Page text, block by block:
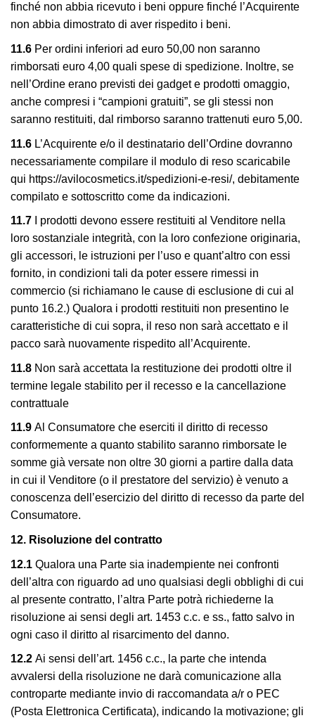
finché non abbia ricevuto i beni oppure finché l’Acquirente
non abbia dimostrato di aver rispedito i beni.
11.6 Per ordini inferiori ad euro 50,00 non saranno
rimborsati euro 4,00 quali spese di spedizione. Inoltre, se
nell’Ordine erano previsti dei gadget e prodotti omaggio,
anche compresi i “campioni gratuiti”, se gli stessi non
saranno restituiti, dal rimborso saranno trattenuti euro 5,00.
11.6 L’Acquirente e/o il destinatario dell’Ordine dovranno
necessariamente compilare il modulo di reso scaricabile
qui https://avilocosmetics.it/spedizioni-e-resi/, debitamente
compilato e sottoscritto come da indicazioni.
11.7 I prodotti devono essere restituiti al Venditore nella
loro sostanziale integrità, con la loro confezione originaria,
gli accessori, le istruzioni per l’uso e quant’altro con essi
fornito, in condizioni tali da poter essere rimessi in
commercio (si richiamano le cause di esclusione di cui al
punto 16.2.) Qualora i prodotti restituiti non presentino le
caratteristiche di cui sopra, il reso non sarà accettato e il
pacco sarà nuovamente rispedito all’Acquirente.
11.8 Non sarà accettata la restituzione dei prodotti oltre il
termine legale stabilito per il recesso e la cancellazione
contrattuale
11.9 Al Consumatore che eserciti il diritto di recesso
conformemente a quanto stabilito saranno rimborsate le
somme già versate non oltre 30 giorni a partire dalla data
in cui il Venditore (o il prestatore del servizio) è venuto a
conoscenza dell’esercizio del diritto di recesso da parte del
Consumatore.
12. Risoluzione del contratto
12.1 Qualora una Parte sia inadempiente nei confronti
dell’altra con riguardo ad uno qualsiasi degli obblighi di cui
al presente contratto, l’altra Parte potrà richiederne la
risoluzione ai sensi degli art. 1453 c.c. e ss., fatto salvo in
ogni caso il diritto al risarcimento del danno.
12.2 Ai sensi dell’art. 1456 c.c., la parte che intenda
avvalersi della risoluzione ne darà comunicazione alla
controparte mediante invio di raccomandata a/r o PEC
(Posta Elettronica Certificata), indicando la motivazione; gli